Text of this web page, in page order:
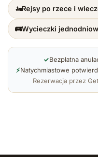
🚤Rejsy po rzece i
🚌Wycieczki
✓Bezpłatna
⚡Natychmiastowe
Rezerwacja przez